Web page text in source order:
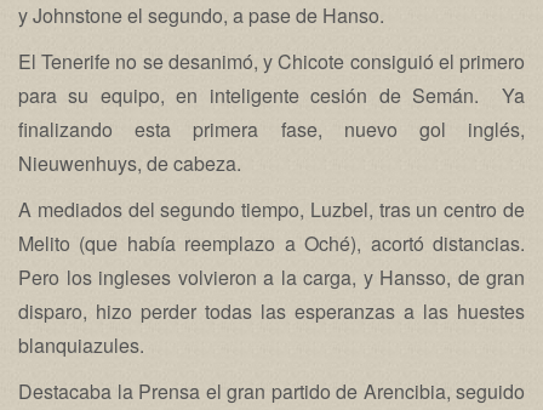
y Johnstone el segundo, a pase de Hanso.
El Tenerife no se desanimó, y Chicote consiguió el primero
para su equipo, en inteligente cesión de Semán. Ya
finalizando esta primera fase, nuevo gol inglés,
Nieuwenhuys, de cabeza.
A mediados del segundo tiempo, Luzbel, tras un centro de
Melito (que había reemplazo a Oché), acortó distancias.
Pero los ingleses volvieron a la carga, y Hansso, de gran
disparo, hizo perder todas las esperanzas a las huestes
blanquiazules.
Destacaba la Prensa el gran partido de Arencibia, seguido